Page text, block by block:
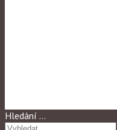
Hledání …